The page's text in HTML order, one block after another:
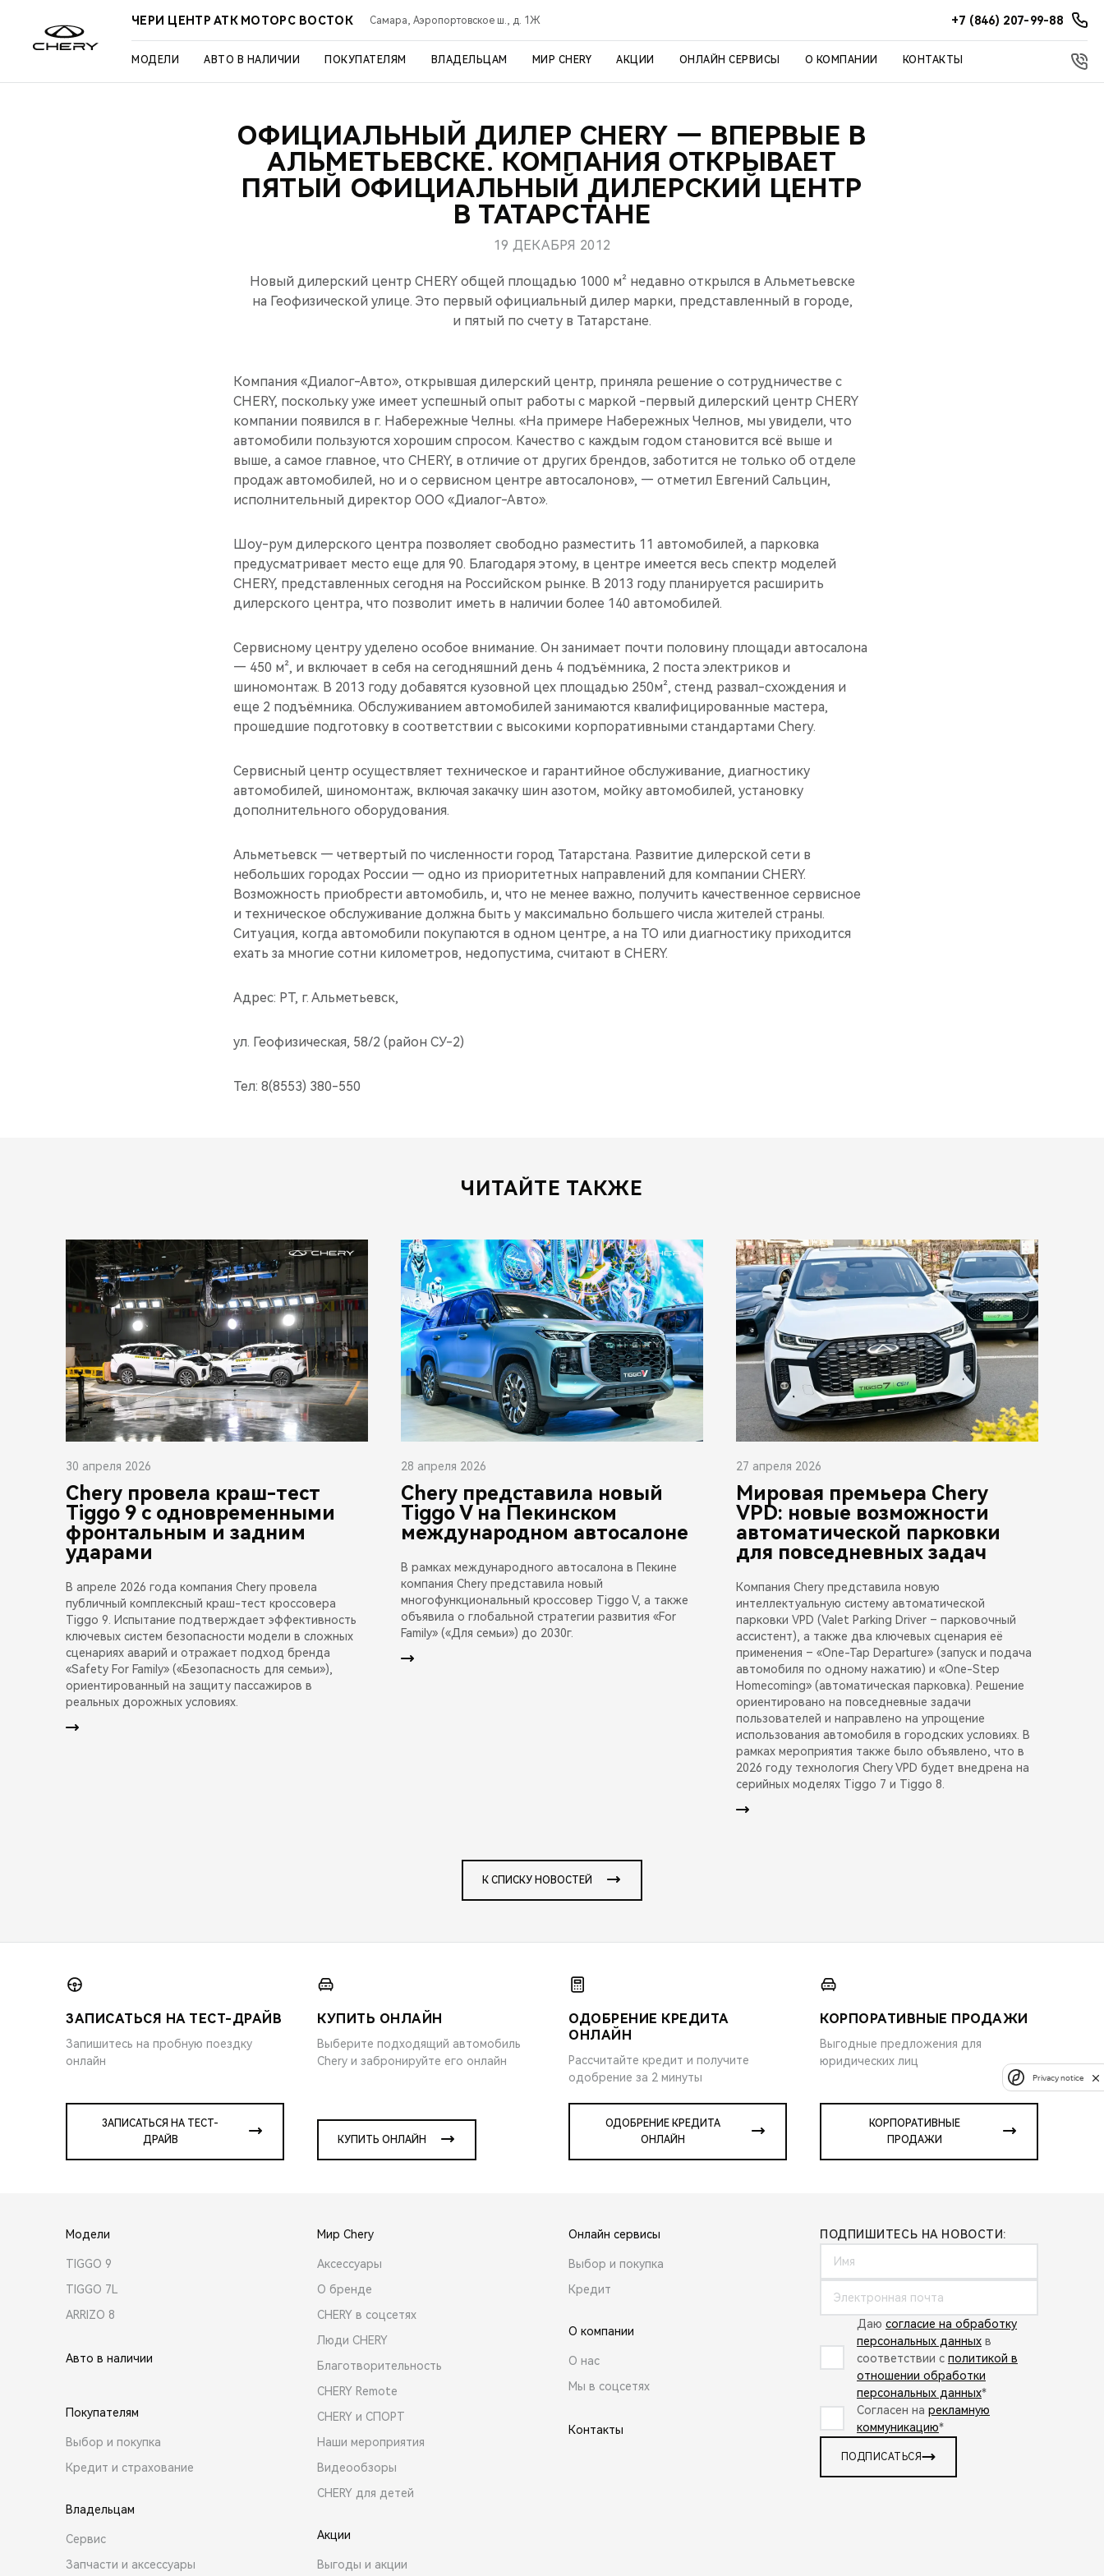
ЧЕРИ ЦЕНТР АТК МОТОРС ВОСТОК Самара, Аэропортовское ш., д. 1Ж +7 (846) 207-99-88
МОДЕЛИ АВТО В НАЛИЧИИ ПОКУПАТЕЛЯМ ВЛАДЕЛЬЦАМ МИР CHERY АКЦИИ ОНЛАЙН СЕРВИСЫ О КОМПАНИИ КОНТАКТЫ
ОФИЦИАЛЬНЫЙ ДИЛЕР CHERY — ВПЕРВЫЕ В
АЛЬМЕТЬЕВСКЕ. КОМПАНИЯ ОТКРЫВАЕТ
ПЯТЫЙ ОФИЦИАЛЬНЫЙ ДИЛЕРСКИЙ ЦЕНТР
В ТАТАРСТАНЕ
19 ДЕКАБРЯ 2012
Новый дилерский центр CHERY общей площадью 1000 м² недавно открылся в Альметьевске
на Геофизической улице. Это первый официальный дилер марки, представленный в городе,
и пятый по счету в Татарстане.
Компания «Диалог-Авто», открывшая дилерский центр, приняла решение о сотрудничестве с
CHERY, поскольку уже имеет успешный опыт работы с маркой -первый дилерский центр CHERY
компании появился в г. Набережные Челны. «На примере Набережных Челнов, мы увидели, что
автомобили пользуются хорошим спросом. Качество с каждым годом становится всё выше и
выше, а самое главное, что CHERY, в отличие от других брендов, заботится не только об отделе
продаж автомобилей, но и о сервисном центре автосалонов», — отметил Евгений Сальцин,
исполнительный директор ООО «Диалог-Авто».
Шоу-рум дилерского центра позволяет свободно разместить 11 автомобилей, а парковка
предусматривает место еще для 90. Благодаря этому, в центре имеется весь спектр моделей
CHERY, представленных сегодня на Российском рынке. В 2013 году планируется расширить
дилерского центра, что позволит иметь в наличии более 140 автомобилей.
Сервисному центру уделено особое внимание. Он занимает почти половину площади автосалона
— 450 м², и включает в себя на сегодняшний день 4 подъёмника, 2 поста электриков и
шиномонтаж. В 2013 году добавятся кузовной цех площадью 250м², стенд развал-схождения и
еще 2 подъёмника. Обслуживанием автомобилей занимаются квалифицированные мастера,
прошедшие подготовку в соответствии с высокими корпоративными стандартами Chery.
Сервисный центр осуществляет техническое и гарантийное обслуживание, диагностику
автомобилей, шиномонтаж, включая закачку шин азотом, мойку автомобилей, установку
дополнительного оборудования.
Альметьевск — четвертый по численности город Татарстана. Развитие дилерской сети в
небольших городах России — одно из приоритетных направлений для компании CHERY.
Возможность приобрести автомобиль, и, что не менее важно, получить качественное сервисное
и техническое обслуживание должна быть у максимально большего числа жителей страны.
Ситуация, когда автомобили покупаются в одном центре, а на ТО или диагностику приходится
ехать за многие сотни километров, недопустима, считают в CHERY.
Адрес: РТ, г. Альметьевск,
ул. Геофизическая, 58/2 (район СУ-2)
Тел: 8(8553) 380-550
ЧИТАЙТЕ ТАКЖЕ
30 апреля 2026
Chery провела краш-тест
Tiggo 9 с одновременными
фронтальным и задним
ударами
В апреле 2026 года компания Chery провела
публичный комплексный краш-тест кроссовера
Tiggo 9. Испытание подтверждает эффективность
ключевых систем безопасности модели в сложных
сценариях аварий и отражает подход бренда
«Safety For Family» («Безопасность для семьи»),
ориентированный на защиту пассажиров в
реальных дорожных условиях.
28 апреля 2026
Chery представила новый
Tiggo V на Пекинском
международном автосалоне
В рамках международного автосалона в Пекине
компания Chery представила новый
многофункциональный кроссовер Tiggo V, а также
объявила о глобальной стратегии развития «For
Family» («Для семьи») до 2030г.
27 апреля 2026
Мировая премьера Chery
VPD: новые возможности
автоматической парковки
для повседневных задач
Компания Chery представила новую
интеллектуальную систему автоматической
парковки VPD (Valet Parking Driver – парковочный
ассистент), а также два ключевых сценария её
применения – «One-Tap Departure» (запуск и подача
автомобиля по одному нажатию) и «One-Step
Homecoming» (автоматическая парковка). Решение
ориентировано на повседневные задачи
пользователей и направлено на упрощение
использования автомобиля в городских условиях. В
рамках мероприятия также было объявлено, что в
2026 году технология Chery VPD будет внедрена на
серийных моделях Tiggo 7 и Tiggo 8.
К СПИСКУ НОВОСТЕЙ
ЗАПИСАТЬСЯ НА ТЕСТ-ДРАЙВ
Запишитесь на пробную поездку
онлайн
ЗАПИСАТЬСЯ НА ТЕСТ-
ДРАЙВ
КУПИТЬ ОНЛАЙН
Выберите подходящий автомобиль
Chery и забронируйте его онлайн
КУПИТЬ ОНЛАЙН
ОДОБРЕНИЕ КРЕДИТА
ОНЛАЙН
Рассчитайте кредит и получите
одобрение за 2 минуты
ОДОБРЕНИЕ КРЕДИТА
ОНЛАЙН
КОРПОРАТИВНЫЕ ПРОДАЖИ
Выгодные предложения для
юридических лиц
КОРПОРАТИВНЫЕ
ПРОДАЖИ
Модели
TIGGO 9
TIGGO 7L
ARRIZO 8
Авто в наличии
Покупателям
Выбор и покупка
Кредит и страхование
Владельцам
Сервис
Запчасти и аксессуары
Мир Chery
Аксессуары
О бренде
CHERY в соцсетях
Люди CHERY
Благотворительность
CHERY Remote
CHERY и СПОРТ
Наши мероприятия
Видеообзоры
CHERY для детей
Акции
Выгоды и акции
Онлайн сервисы
Выбор и покупка
Кредит
О компании
О нас
Мы в соцсетях
Контакты
ПОДПИШИТЕСЬ НА НОВОСТИ:
Даю согласие на обработку
персональных данных в
соответствии с политикой в
отношении обработки
персональных данных*
Согласен на рекламную
коммуникацию*
ПОДПИСАТЬСЯ
Privacy notice